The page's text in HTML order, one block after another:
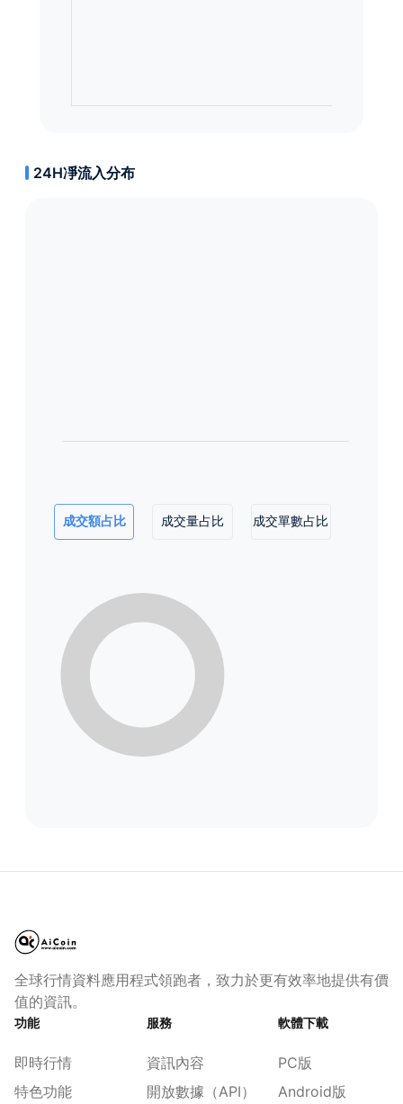
24H凈流入分布
成交額占比 成交量占比 成交單數占比
全球行情資料應用程式領跑者，致力於更有效率地提供有價
值的資訊。
功能
即時行情
特色功能
服務
資訊內容
開放數據（API）
軟體下載
PC版
Android版